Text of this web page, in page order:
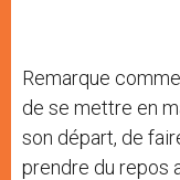
Remarque
de se mettre en
son départ, de
prendre du repos